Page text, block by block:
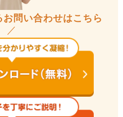
お問い合わせはこちら
／